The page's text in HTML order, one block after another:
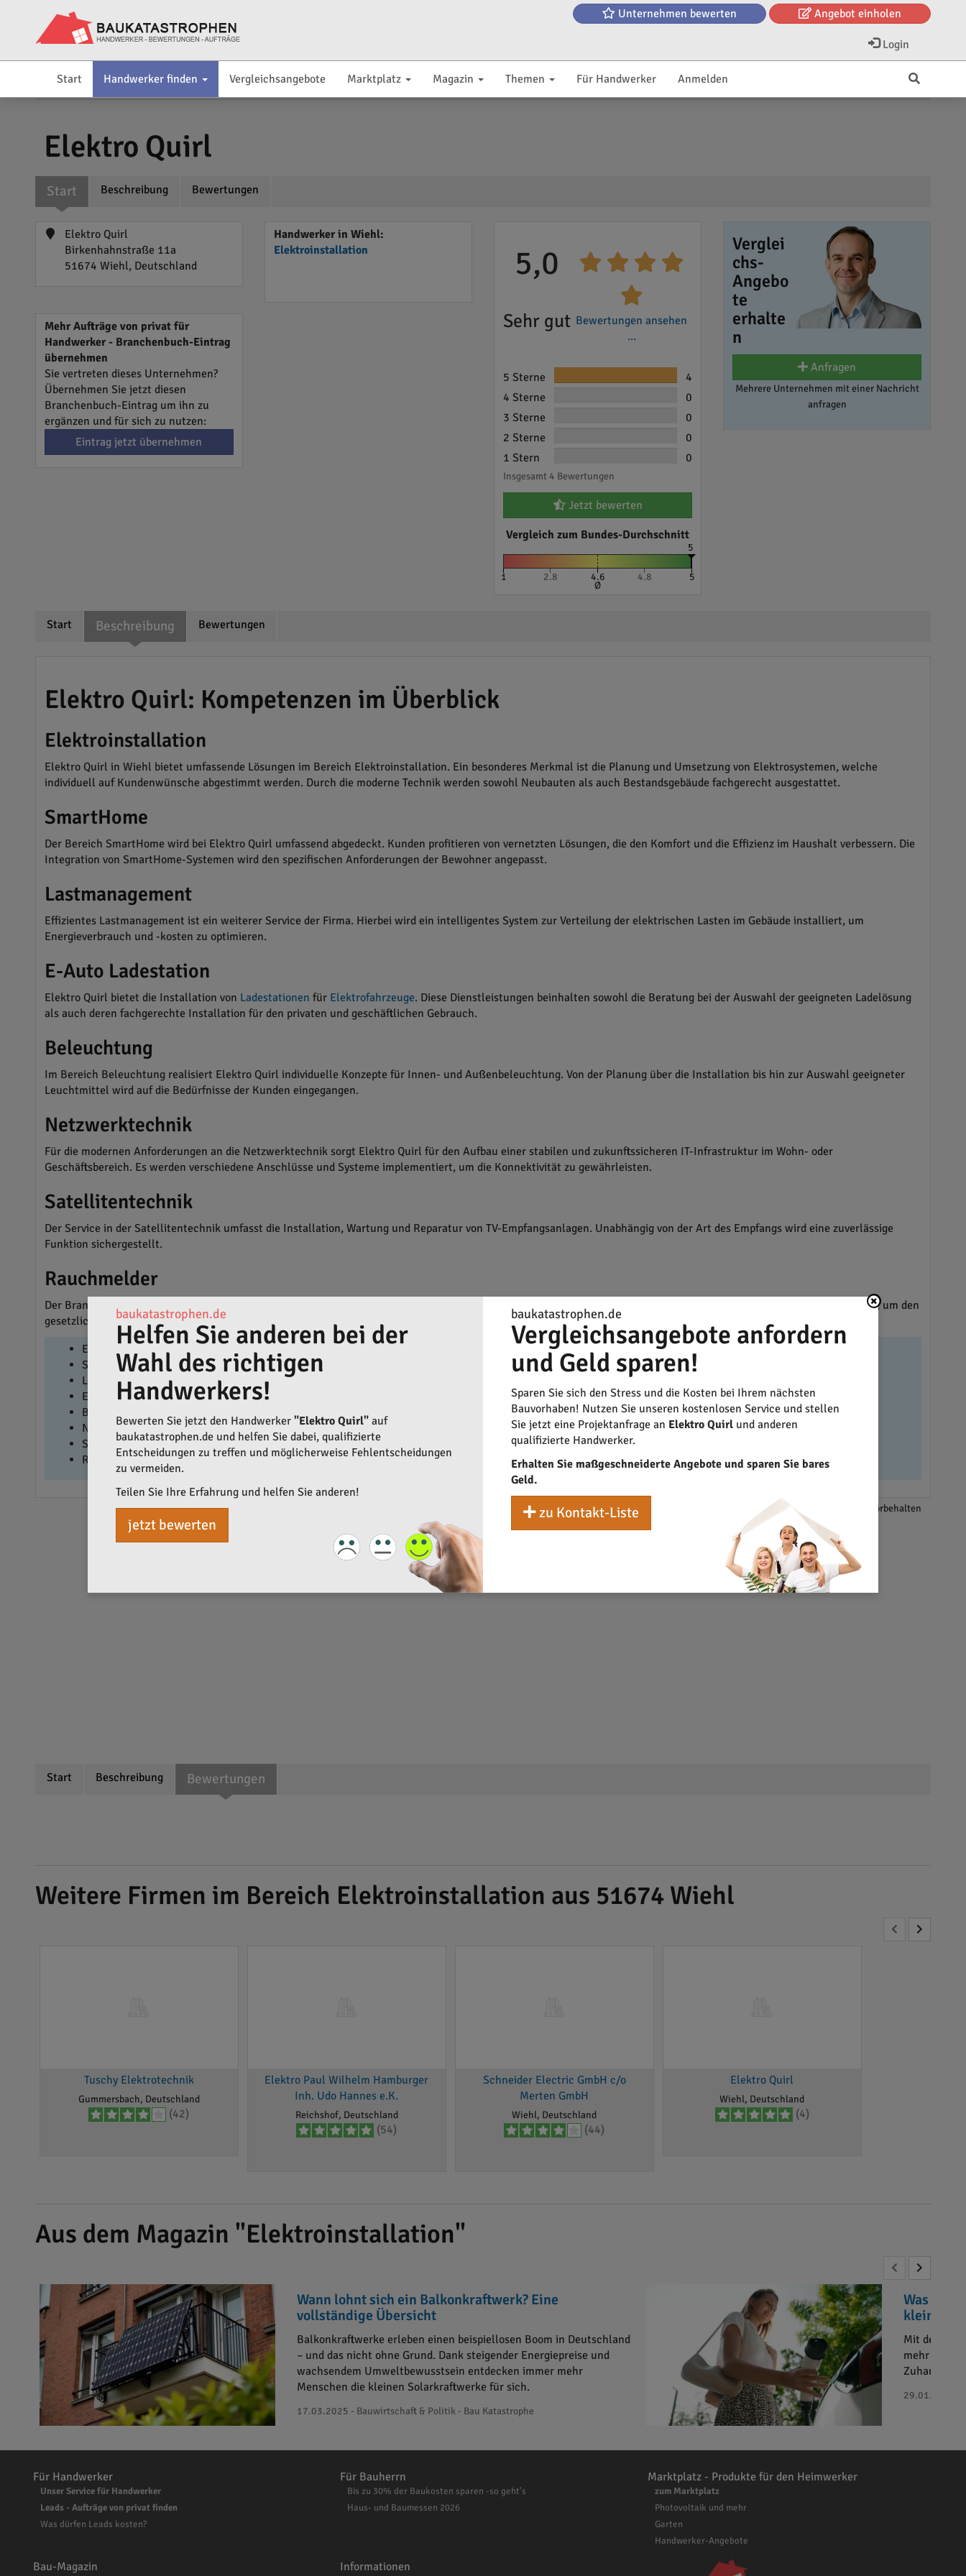
Unternehmen bewerten Angebot einholen
Login
Start Handwerker finden Vergleichsangebote Marktplatz Magazin Themen Für Handwerker Anmelden
Elektro Quirl
Start Beschreibung Bewertungen
Elektro Quirl
Birkenhahnstraße 11a
51674 Wiehl, Deutschland
Handwerker in Wiehl:
Elektroinstallation
Mehr Aufträge von privat für
Handwerker - Branchenbuch-Eintrag
übernehmen
Sie vertreten dieses Unternehmen?
Übernehmen Sie jetzt diesen
Branchenbuch-Eintrag um ihn zu
ergänzen und für sich zu nutzen:
Eintrag jetzt übernehmen
5,0
Sehr gut Bewertungen ansehen
...
5 Sterne
4
4 Sterne
0
3 Sterne
0
2 Sterne
0
1 Stern
0
Insgesamt 4 Bewertungen
Jetzt bewerten
Vergleich zum Bundes-Durchschnitt
5
1 2.8 4.6
Ø
4.8 5
Verglei
chs-
Angebo
te
erhalte
n
Anfragen
Mehrere Unternehmen mit einer Nachricht
anfragen
Start Beschreibung Bewertungen
Elektro Quirl: Kompetenzen im Überblick
Elektroinstallation
Elektro Quirl in Wiehl bietet umfassende Lösungen im Bereich Elektroinstallation. Ein besonderes Merkmal ist die Planung und Umsetzung von Elektrosystemen, welche
individuell auf Kundenwünsche abgestimmt werden. Durch die moderne Technik werden sowohl Neubauten als auch Bestandsgebäude fachgerecht ausgestattet.
SmartHome
Der Bereich SmartHome wird bei Elektro Quirl umfassend abgedeckt. Kunden profitieren von vernetzten Lösungen, die den Komfort und die Effizienz im Haushalt verbessern. Die
Integration von SmartHome-Systemen wird den spezifischen Anforderungen der Bewohner angepasst.
Lastmanagement
Effizientes Lastmanagement ist ein weiterer Service der Firma. Hierbei wird ein intelligentes System zur Verteilung der elektrischen Lasten im Gebäude installiert, um
Energieverbrauch und -kosten zu optimieren.
E-Auto Ladestation
Elektro Quirl bietet die Installation von Ladestationen für Elektrofahrzeuge. Diese Dienstleistungen beinhalten sowohl die Beratung bei der Auswahl der geeigneten Ladelösung
als auch deren fachgerechte Installation für den privaten und geschäftlichen Gebrauch.
Beleuchtung
Im Bereich Beleuchtung realisiert Elektro Quirl individuelle Konzepte für Innen- und Außenbeleuchtung. Von der Planung über die Installation bis hin zur Auswahl geeigneter
Leuchtmittel wird auf die Bedürfnisse der Kunden eingegangen.
Netzwerktechnik
Für die modernen Anforderungen an die Netzwerktechnik sorgt Elektro Quirl für den Aufbau einer stabilen und zukunftssicheren IT-Infrastruktur im Wohn- oder
Geschäftsbereich. Es werden verschiedene Anschlüsse und Systeme implementiert, um die Konnektivität zu gewährleisten.
Satellitentechnik
Der Service in der Satellitentechnik umfasst die Installation, Wartung und Reparatur von TV-Empfangsanlagen. Unabhängig von der Art des Empfangs wird eine zuverlässige
Funktion sichergestellt.
Rauchmelder
Der Brandschutz durch Rauchmelder ist ein wichtiger Bestandteil der Sicherheitsmaßnahmen. Elektro Quirl übernimmt die Installation und Wartung von Rauchmeldern, um den
gesetzlichen Vorgaben und Sicherheitsstandards gerecht zu werden.
Elektroinstallation
SmartHome
Lastmanagement
E-Auto Ladestation
Beleuchtung
Netzwerktechnik
Satellitentechnik
Rauchmelder
*Änderungen und Irrtümer vorbehalten
Start Beschreibung Bewertungen
Weitere Firmen im Bereich Elektroinstallation aus 51674 Wiehl
Tuschy Elektrotechnik
Gummersbach, Deutschland
(42)
Elektro Paul Wilhelm Hamburger
Inh. Udo Hannes e.K.
Reichshof, Deutschland
(54)
Schneider Electric GmbH c/o
Merten GmbH
Wiehl, Deutschland
(44)
Elektro Quirl
Wiehl, Deutschland
(4)
Aus dem Magazin "Elektroinstallation"
Wann lohnt sich ein Balkonkraftwerk? Eine
vollständige Übersicht
Balkonkraftwerke erleben einen beispiellosen Boom in Deutschland
– und das nicht ohne Grund. Dank steigender Energiepreise und
wachsendem Umweltbewusstsein entdecken immer mehr
Menschen die kleinen Solarkraftwerke für sich.
17.03.2025 - Bauwirtschaft & Politik - Bau Katastrophe
Was sind
kleiner
Mit der
mehr
Zuhause?
29.01.2025 -
baukatastrophen.de
Helfen Sie anderen bei der
Wahl des richtigen
Handwerkers!
Bewerten Sie jetzt den Handwerker "Elektro Quirl" auf
baukatastrophen.de und helfen Sie dabei, qualifizierte
Entscheidungen zu treffen und möglicherweise Fehlentscheidungen
zu vermeiden.
Teilen Sie Ihre Erfahrung und helfen Sie anderen!
jetzt bewerten
baukatastrophen.de
Vergleichsangebote anfordern
und Geld sparen!
Sparen Sie sich den Stress und die Kosten bei Ihrem nächsten
Bauvorhaben! Nutzen Sie unseren kostenlosen Service und stellen
Sie jetzt eine Projektanfrage an Elektro Quirl und anderen
qualifizierte Handwerker.
Erhalten Sie maßgeschneiderte Angebote und sparen Sie bares
Geld.
zu Kontakt-Liste
Für Handwerker
Unser Service für Handwerker
Leads - Aufträge von privat finden
Was dürfen Leads kosten?
Für Bauherrn
Bis zu 30% der Baukosten sparen -so geht's
Haus- und Baumessen 2026
Marktplatz - Produkte für den Heimwerker
zum Marktplatz
Photovoltaik und mehr
Garten
Handwerker-Angebote
Bau-Magazin Informationen